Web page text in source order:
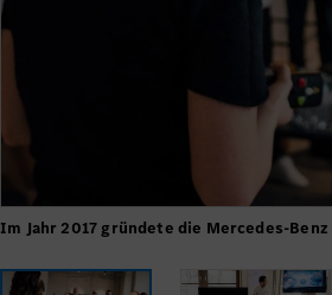
Im Jahr 2017 gründete die Mercedes-